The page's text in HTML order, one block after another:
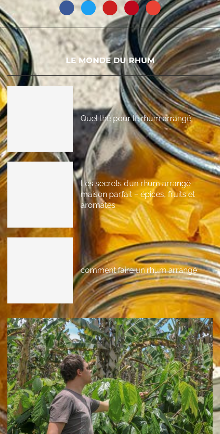
LE MONDE DU RHUM
Quel thé pour le rhum arrangé
Les secrets d’un rhum arrangé
maison parfait – épices, fruits et
aromates
comment faire un rhum arrangé